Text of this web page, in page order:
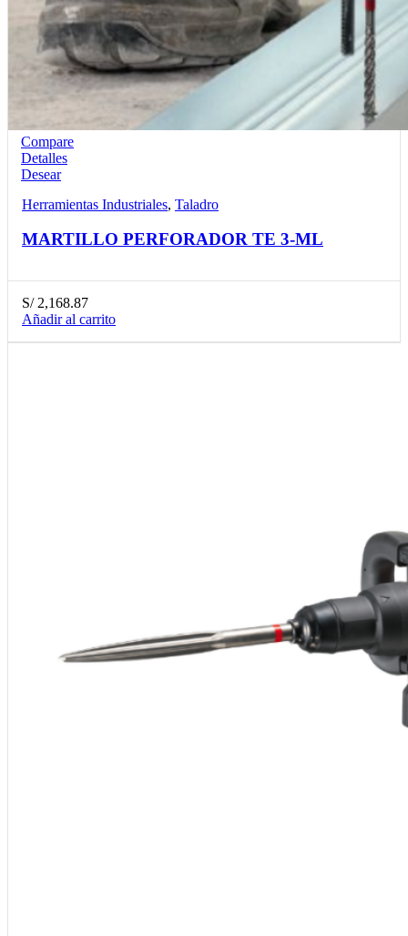
Compare
Detalles
Desear
Herramientas Industriales, Taladro
MARTILLO PERFORADOR TE 3-ML
S/2,168.87
Añadir al carrito